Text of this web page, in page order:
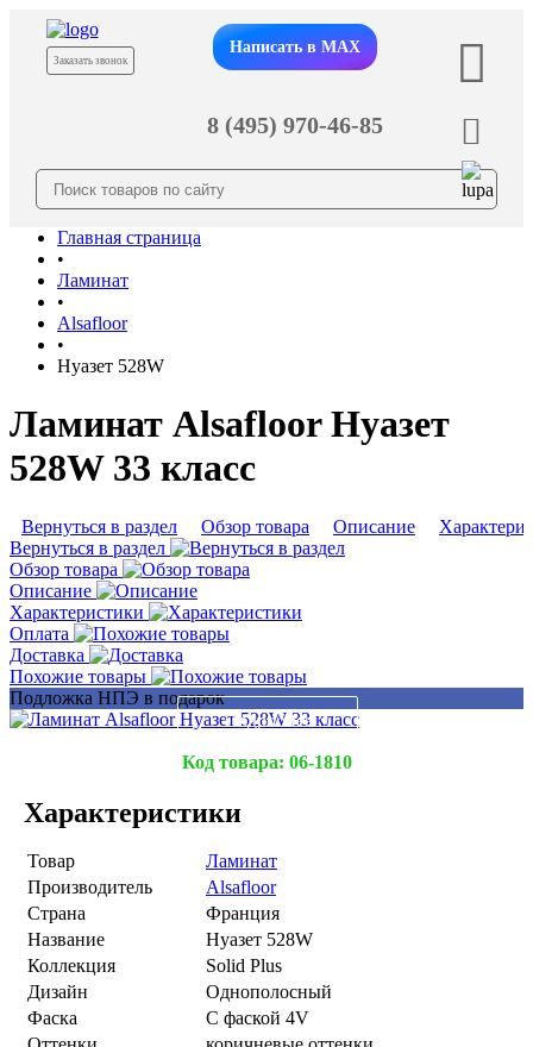
Заказать звонок
Написать в MAX
8 (495) 970-46-85
Главная страница
•
Ламинат
•
Alsafloor
•
Нуазет 528W
Ламинат Alsafloor Нуазет
528W 33 класс
Вернуться в раздел Обзор товара Описание
Вернуться в раздел
Обзор товара
Описание
Характеристики
Оплата
Доставка
Похожие товары
Подложка НПЭ в подарок
Подробнее
Код товара: 06-1810
Характеристики
Товар
Ламинат
Производитель
Alsafloor
Страна
Франция
Название
Нуазет 528W
Коллекция
Solid Plus
Дизайн
Однополосный
Фаска
С фаской 4V